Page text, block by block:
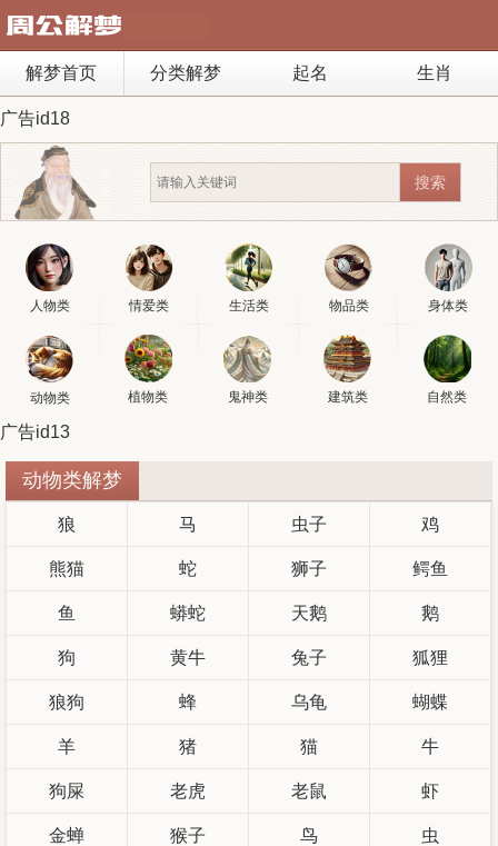
解梦首页 分类解梦 起名 生肖
广告id18
人物类 情爱类 生活类 物品类 身体类
动物类 植物类 鬼神类 建筑类 自然类
广告id13
动物类解梦
狼 马 虫子 鸡
熊猫 蛇 狮子 鳄鱼
鱼 蟒蛇 天鹅 鹅
狗 黄牛 兔子 狐狸
狼狗 蜂 乌龟 蝴蝶
羊 猪 猫 牛
狗屎 老虎 老鼠 虾
金蝉 猴子 鸟 虫